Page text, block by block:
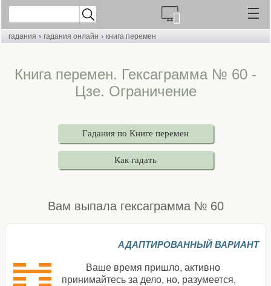
гадания › гадания онлайн › книга перемен
Книга перемен. Гексаграмма № 60 -
Цзе. Ограничение
Гадания по Книге перемен
Как гадать
Вам выпала гексаграмма № 60
АДАПТИРОВАННЫЙ ВАРИАНТ
Ваше время пришло, активно
принимайтесь за дело, но, разумеется,